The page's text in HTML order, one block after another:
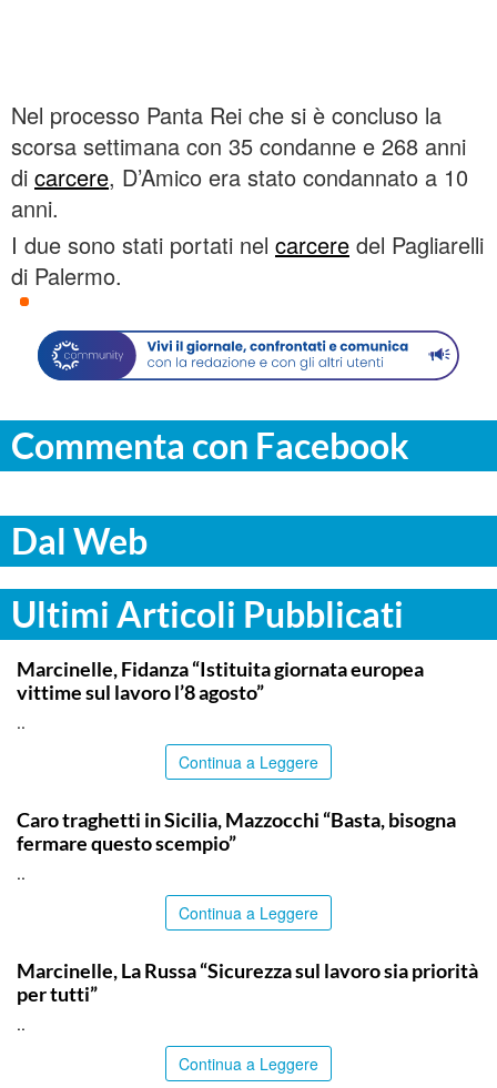
Nel processo Panta Rei che si è concluso la
scorsa settimana con 35 condanne e 268 anni
di carcere, D’Amico era stato condannato a 10
anni.
I due sono stati portati nel carcere del Pagliarelli
di Palermo.
Commenta con Facebook
Dal Web
Ultimi Articoli Pubblicati
ITALPRESS
Marcinelle, Fidanza “Istituita giornata europea
vittime sul lavoro l’8 agosto”
..
Continua a Leggere
Caro traghetti in Sicilia, Mazzocchi “Basta, bisogna
fermare questo scempio”
..
Continua a Leggere
Marcinelle, La Russa “Sicurezza sul lavoro sia priorità
per tutti”
..
Continua a Leggere